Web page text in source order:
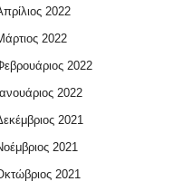
2022
2022
2022
2022
2021
2021
2021